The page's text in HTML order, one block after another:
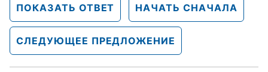
ПОКАЗАТЬ ОТВЕТ НАЧАТЬ СНАЧАЛА
СЛЕДУЮЩЕЕ ПРЕДЛОЖЕНИЕ